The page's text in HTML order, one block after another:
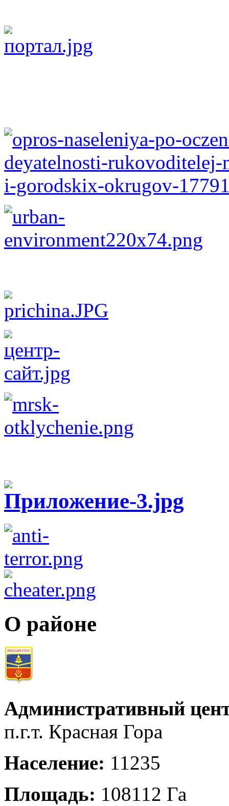
О районе
Административный
п.г.т. Красная Гора
Население: 11235
Площадь: 108112 Га